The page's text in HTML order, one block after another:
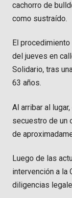
cachorro de
como sustraído.
El
del jueves en
Solidario, tras
63 años.
Al arribar al
secuestro de un
de
Luego de las
intervención a la
diligencias